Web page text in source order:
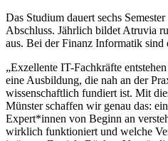
Das Studium dauert sechs
Abschluss. Jährlich bildet Atruvia
aus. Bei der Finanz Informatik sind
„Exzellente IT-Fachkräfte
eine Ausbildung, die nah an der
wissenschaftlich fundiert ist. Mit
Münster schaffen wir genau das:
Expert*innen von Beginn an
wirklich funktioniert und welche